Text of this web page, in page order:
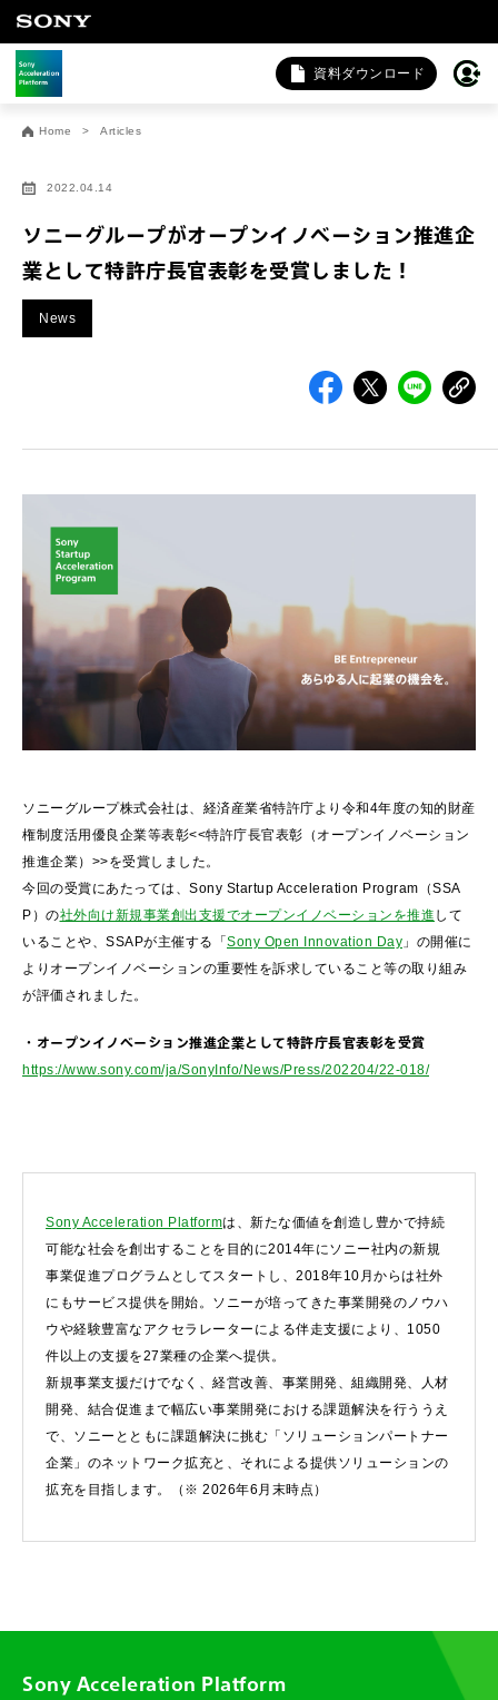
資料ダウンロード
Home Articles
2022.04.14
ソニーグループがオープンイノベーション推進企
業として特許庁長官表彰を受賞しました！
News
ソニーグループ株式会社は、経済産業省特許庁より令和4年度の知的財産
権制度活用優良企業等表彰<<特許庁長官表彰（オープンイノベーション
推進企業）>>を受賞しました。
今回の受賞にあたっては、Sony Startup Acceleration Program（SSA
P）の社外向け新規事業創出支援でオープンイノベーションを推進 して
いることや、SSAPが主催する「Sony Open Innovation Day 」の開催に
よりオープンイノベーションの重要性を訴求していること等の取り組み
が評価されました。
・オープンイノベーション推進企業として特許庁長官表彰を受賞
https://www.sony.com/ja/SonyInfo/News/Press/202204/22-018/
Sony Acceleration Platformは、新たな価値を創造し豊かで持続
可能な社会を創出することを目的に2014年にソニー社内の新規
事業促進プログラムとしてスタートし、2018年10月からは社外
にもサービス提供を開始。ソニーが培ってきた事業開発のノウハ
ウや経験豊富なアクセラレーターによる伴走支援により、1050
件以上の支援を27業種の企業へ提供。
新規事業支援だけでなく、経営改善、事業開発、組織開発、人材
開発、結合促進まで幅広い事業開発における課題解決を行ううえ
で、ソニーとともに課題解決に挑む「ソリューションパートナー
企業」のネットワーク拡充と、それによる提供ソリューションの
拡充を目指します。（※ 2026年6月末時点）
Sony Acceleration Platform
お問い合わせ
法人向けサービスに関するご相談・お問い合わせは以下のボタ
法人お問い合わせ
FAQ&個人お問い合わせは以下のボタンからお願いします。